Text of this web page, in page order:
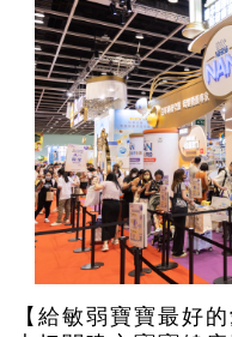
【給敏弱寶寶最好